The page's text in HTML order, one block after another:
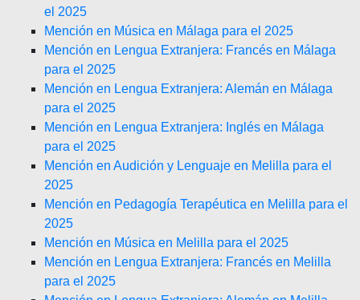
el 2025
Mención en Música en Málaga para el 2025
Mención en Lengua Extranjera: Francés en Málaga
para el 2025
Mención en Lengua Extranjera: Alemán en Málaga
para el 2025
Mención en Lengua Extranjera: Inglés en Málaga
para el 2025
Mención en Audición y Lenguaje en Melilla para el
2025
Mención en Pedagogía Terapéutica en Melilla para el
2025
Mención en Música en Melilla para el 2025
Mención en Lengua Extranjera: Francés en Melilla
para el 2025